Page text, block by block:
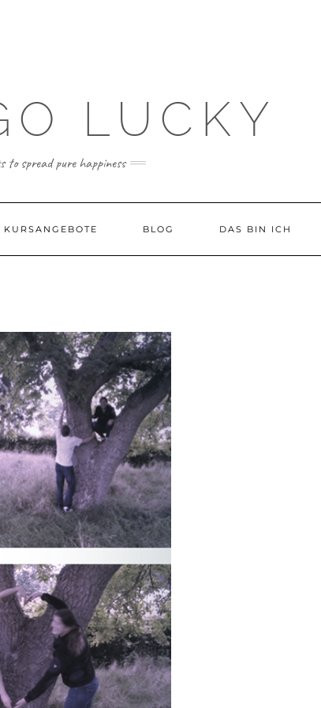
LUCKY
to spread pure happiness
KURSANGEBOTE BLOG DAS BIN ICH